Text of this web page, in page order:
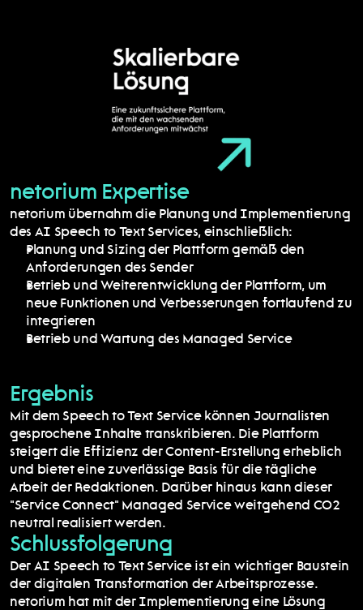
netorium Expertise
netorium übernahm die Planung und Implementierung
des AI Speech to Text Services, einschließlich:
Planung und Sizing der Plattform gemäß den
Anforderungen des Sender
Betrieb und Weiterentwicklung der Plattform, um
neue Funktionen und Verbesserungen fortlaufend zu
integrieren
Betrieb und Wartung des Managed Service
Ergebnis
Mit dem Speech to Text Service können Journalisten
gesprochene Inhalte transkribieren. Die Plattform
steigert die Effizienz der Content-Erstellung erheblich
und bietet eine zuverlässige Basis für die tägliche
Arbeit der Redaktionen. Darüber hinaus kann dieser
"Service Connect" Managed Service weitgehend CO2
neutral realisiert werden.
Schlussfolgerung
Der AI Speech to Text Service ist ein wichtiger Baustein
der digitalen Transformation der Arbeitsprozesse.
netorium hat mit der Implementierung eine Lösung